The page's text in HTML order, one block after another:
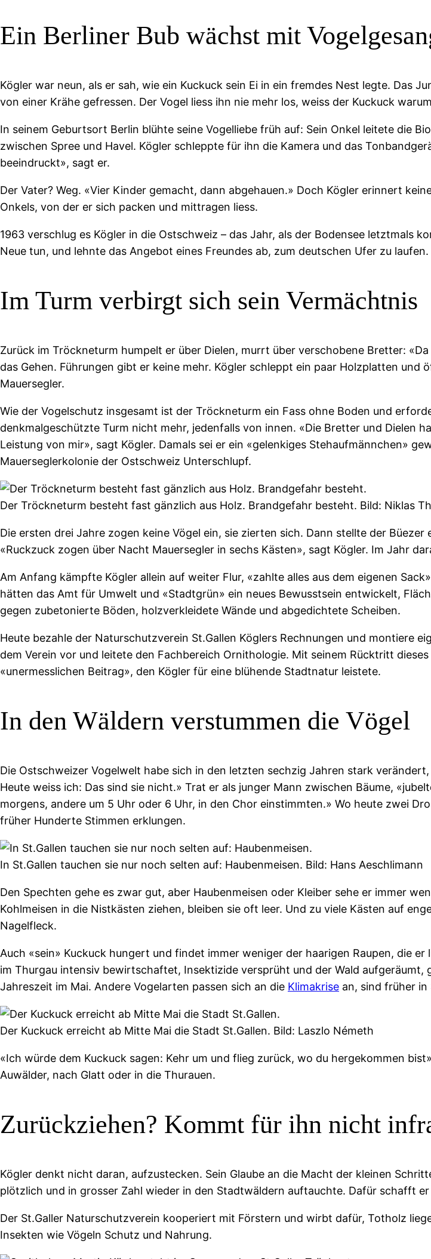
Ein Berliner Bub wächst mit
Kögler war neun, als er sah, wie ein Kuckuck sein Ei in ein fremdes Nest legte. Das
von einer Krähe gefressen. Der Vogel liess ihn nie mehr los, weiss der Kuckuck
In seinem Geburtsort Berlin blühte seine Vogelliebe früh auf: Sein Onkel leitete die
zwischen Spree und Havel. Kögler schleppte für ihn die Kamera und das
beeindruckt», sagt er.
Der Vater? Weg. «Vier Kinder gemacht, dann abgehauen.» Doch Kögler erinnert
Onkels, von der er sich packen und mittragen liess.
1963 verschlug es Kögler in die Ostschweiz – das Jahr, als der Bodensee letztmals
Neue tun, und lehnte das Angebot eines Freundes ab, zum deutschen Ufer zu laufen.
Im Turm verbirgt sich sein Vermächtnis
Zurück im Tröckneturm humpelt er über Dielen, murrt über verschobene Bretter:
das Gehen. Führungen gibt er keine mehr. Kögler schleppt ein paar Holzplatten
Mauersegler.
Wie der Vogelschutz insgesamt ist der Tröckneturm ein Fass ohne Boden und
denkmalgeschützte Turm nicht mehr, jedenfalls von innen. «Die Bretter und Dielen
Leistung von mir», sagt Kögler. Damals sei er ein «gelenkiges Stehaufmännchen»
Mauerseglerkolonie der Ostschweiz Unterschlupf.
Der Tröckneturm besteht fast gänzlich aus Holz. Brandgefahr besteht. Bild: Niklas
Die ersten drei Jahre zogen keine Vögel ein, sie zierten sich. Dann stellte der
«Ruckzuck zogen über Nacht Mauersegler in sechs Kästen», sagt Kögler. Im Jahr
Am Anfang kämpfte Kögler allein auf weiter Flur, «zahlte alles aus dem eigenen
hätten das Amt für Umwelt und «Stadtgrün» ein neues Bewusstsein entwickelt,
gegen zubetonierte Böden, holzverkleidete Wände und abgedichtete Scheiben.
Heute bezahle der Naturschutzverein St.Gallen Köglers Rechnungen und montiere
dem Verein vor und leitete den Fachbereich Ornithologie. Mit seinem Rücktritt
«unermesslichen Beitrag», den Kögler für eine blühende Stadtnatur leistete.
In den Wäldern verstummen die Vögel
Die Ostschweizer Vogelwelt habe sich in den letzten sechzig Jahren stark
Heute weiss ich: Das sind sie nicht.» Trat er als junger Mann zwischen Bäume,
morgens, andere um 5 Uhr oder 6 Uhr, in den Chor einstimmten.» Wo heute zwei
früher Hunderte Stimmen erklungen.
In St.Gallen tauchen sie nur noch selten auf: Haubenmeisen. Bild: Hans Aeschlimann
Den Spechten gehe es zwar gut, aber Haubenmeisen oder Kleiber sehe er immer
Kohlmeisen in die Nistkästen ziehen, bleiben sie oft leer. Und zu viele Kästen auf
Nagelfleck.
Auch «sein» Kuckuck hungert und findet immer weniger der haarigen Raupen, die
im Thurgau intensiv bewirtschaftet, Insektizide versprüht und der Wald
Jahreszeit im Mai. Andere Vogelarten passen sich an die Klimakrise an, sind früher in
Der Kuckuck erreicht ab Mitte Mai die Stadt St.Gallen. Bild: Laszlo Németh
«Ich würde dem Kuckuck sagen: Kehr um und flieg zurück, wo du hergekommen
Auwälder, nach Glatt oder in die Thurauen.
Zurückziehen? Kommt für ihn nicht
Kögler denkt nicht daran, aufzustecken. Sein Glaube an die Macht der kleinen
plötzlich und in grosser Zahl wieder in den Stadtwäldern auftauchte. Dafür schafft
Der St.Galler Naturschutzverein kooperiert mit Förstern und wirbt dafür, Totholz
Insekten wie Vögeln Schutz und Nahrung.